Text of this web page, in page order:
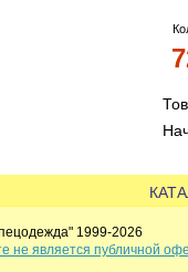
1999-2026
не является публичной